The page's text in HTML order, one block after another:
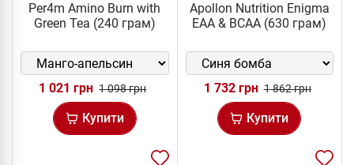
Per4m Amino Burn with
Green Tea (240 грам)
1 021 грн 1 098 грн
Купити
Apollon Nutrition Enigma
EAA & BCAA (630 грам)
1 732 грн 1 862 грн
Купити